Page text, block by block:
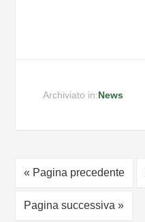
Archiviato in:News
« Pagina precedente
Pagina successiva »